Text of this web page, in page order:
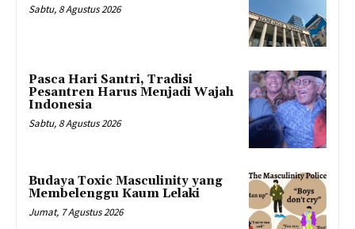
Sabtu, 8 Agustus 2026
Pasca Hari Santri, Tradisi
Pesantren Harus Menjadi Wajah
Indonesia
Sabtu, 8 Agustus 2026
Budaya Toxic Masculinity yang
Membelenggu Kaum Lelaki
Jumat, 7 Agustus 2026